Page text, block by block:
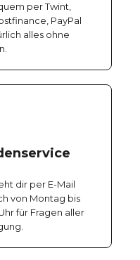
per Twint,
PayPal
alles ohne
dir per E-Mail
von Montag bis
für Fragen aller